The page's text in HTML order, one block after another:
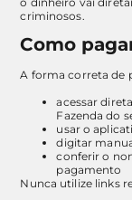
criminosos.
Como
A forma correta de
acessar
Fazenda do
usar o
digitar
conferir o
pagamento
Nunca utilize links